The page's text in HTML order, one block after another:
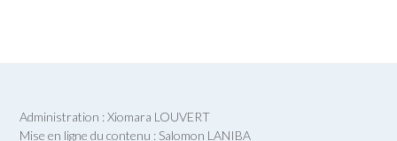
Administration : Xiomara LOUVERT
Mise en ligne du contenu : Salomon LANIBA